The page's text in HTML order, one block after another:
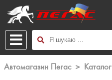
Автомагазин Пегас > Каталог